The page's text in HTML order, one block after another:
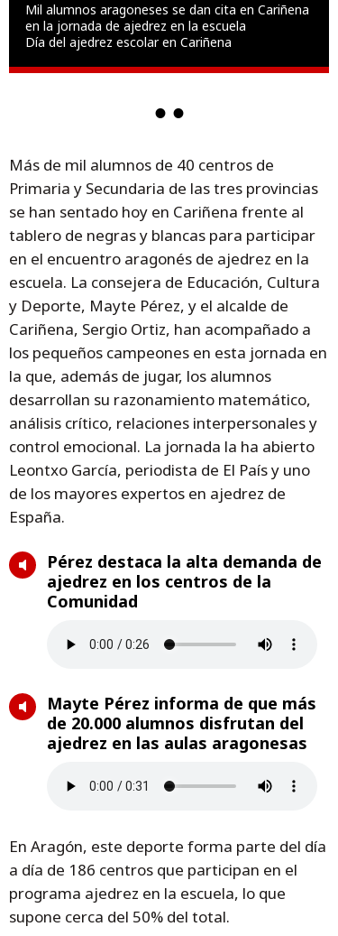
Mil alumnos aragoneses se dan cita en Cariñena
en la jornada de ajedrez en la escuela
Día del ajedrez escolar en Cariñena
Más de mil alumnos de 40 centros de
Primaria y Secundaria de las tres provincias
se han sentado hoy en Cariñena frente al
tablero de negras y blancas para participar
en el encuentro aragonés de ajedrez en la
escuela. La consejera de Educación, Cultura
y Deporte, Mayte Pérez, y el alcalde de
Cariñena, Sergio Ortiz, han acompañado a
los pequeños campeones en esta jornada en
la que, además de jugar, los alumnos
desarrollan su razonamiento matemático,
análisis crítico, relaciones interpersonales y
control emocional. La jornada la ha abierto
Leontxo García, periodista de El País y uno
de los mayores expertos en ajedrez de
España.
Pérez destaca la alta demanda de
ajedrez en los centros de la
Comunidad
Mayte Pérez informa de que más
de 20.000 alumnos disfrutan del
ajedrez en las aulas aragonesas
En Aragón, este deporte forma parte del día
a día de 186 centros que participan en el
programa ajedrez en la escuela, lo que
supone cerca del 50% del total.